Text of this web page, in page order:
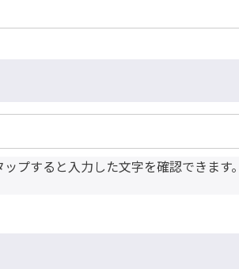
プすると入力した文字を確認できます。